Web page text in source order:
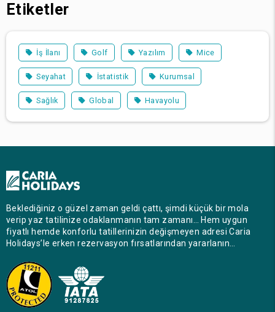
Etiketler
İş İlanı Golf Yazılım Mice
Seyahat İstatistik Kurumsal
Sağlık Global Havayolu
Beklediğiniz o güzel zaman geldi çattı, şimdi küçük bir mola
verip yaz tatilinize odaklanmanın tam zamanı… Hem uygun
fiyatlı hemde konforlu tatillerinizin değişmeyen adresi Caria
Holidays’le erken rezervasyon fırsatlarından yararlanın…